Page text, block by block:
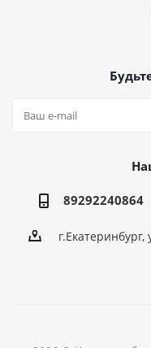
89292240864